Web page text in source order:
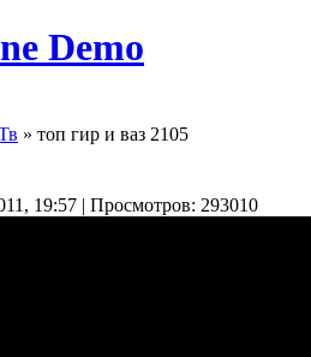
Demo
» топ гир и ваз 2105
19:57 | Просмотров: 293010